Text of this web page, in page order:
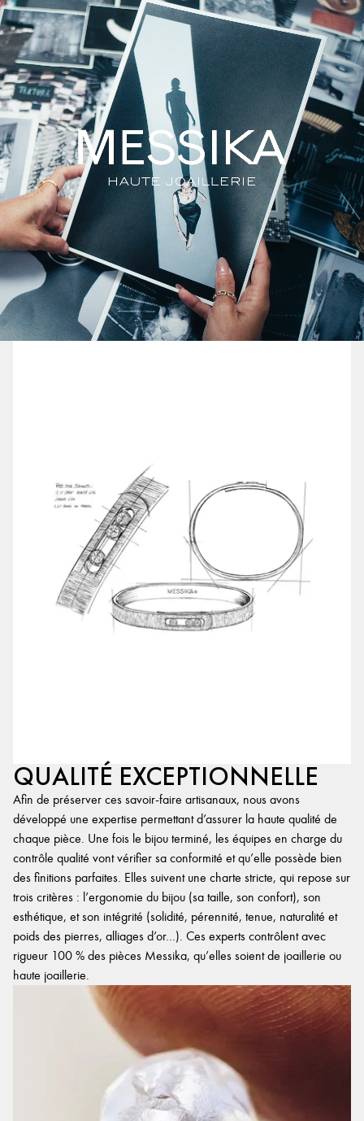
QUALITÉ EXCEPTIONNELLE
Afin de préserver ces savoir-faire artisanaux, nous avons
développé une expertise permettant d’assurer la haute qualité de
chaque pièce. Une fois le bijou terminé, les équipes en charge du
contrôle qualité vont vérifier sa conformité et qu’elle possède bien
des finitions parfaites. Elles suivent une charte stricte, qui repose sur
trois critères : l’ergonomie du bijou (sa taille, son confort), son
esthétique, et son intégrité (solidité, pérennité, tenue, naturalité et
poids des pierres, alliages d’or…). Ces experts contrôlent avec
rigueur 100 % des pièces Messika, qu’elles soient de joaillerie ou
haute joaillerie.